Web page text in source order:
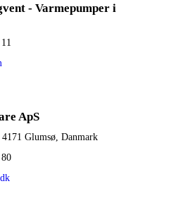
- Varmepumper i
ApS
Glumsø, Danmark